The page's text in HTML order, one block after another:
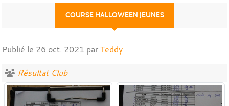
COURSE HALLOWEEN JEUNES
Publié le 26 oct. 2021 parTeddy
Résultat Club